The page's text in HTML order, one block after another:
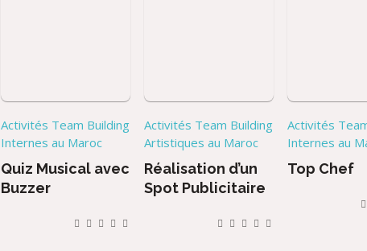
Activités Team Building
Internes au Maroc
Quiz Musical avec
Buzzer
Activités Team Building
Artistiques au Maroc
Réalisation d’un
Spot Publicitaire
Activités
Internes au
Top Chef